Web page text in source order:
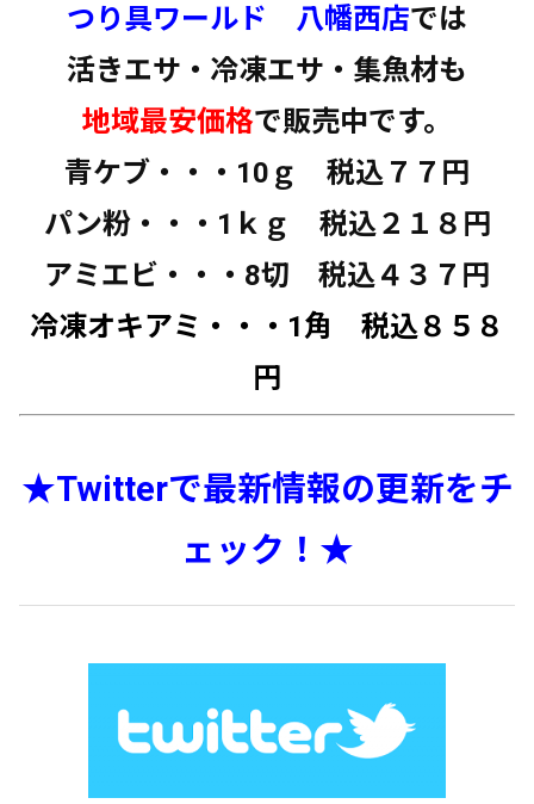
つり具ワールド 八幡西店では
活きエサ・冷凍エサ・集魚材も
地域最安価格で販売中です。
青ケブ・・・10ｇ 税込７７円
パン粉・・・1ｋｇ 税込２１８円
アミエビ・・・8切 税込４３７円
冷凍オキアミ・・・1角 税込８５８
円
★Twitterで最新情報の更新をチ
ェック！★